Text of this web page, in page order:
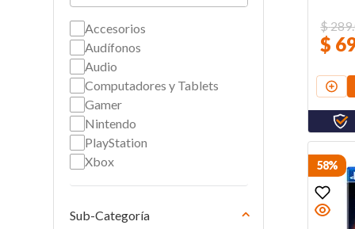
Accesorios
Audífonos
Audio
Computadores y Tablets
Gamer
Nintendo
PlayStation
Xbox
Sub-Categoría
$289.
$
58%